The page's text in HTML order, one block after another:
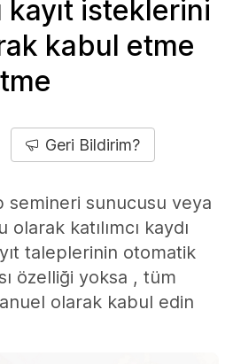
kayıt isteklerini
kabul etme
Geri Bildirim?
semineri sunucusu veya
olarak katılımcı kaydı
taleplerinin otomatik
özelliği yoksa , tüm
olarak kabul edin